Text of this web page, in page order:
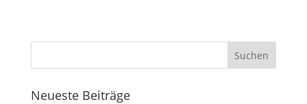
Neueste Beiträge